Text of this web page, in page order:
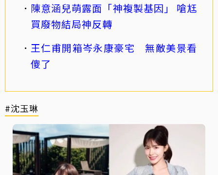
陳意涵兒萌露面「神複製基因」 嗆尪
買廢物結局神反轉
王仁甫開箱岑永康豪宅 無敵美景看
傻了
#沈玉琳